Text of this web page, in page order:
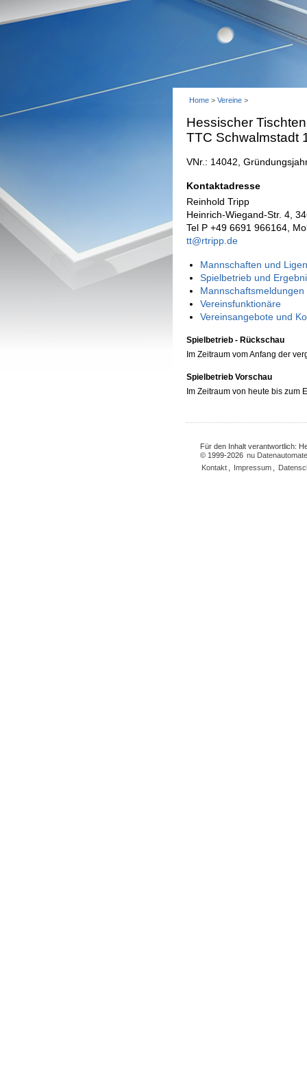
Home > Vereine >
Hessischer
TTC Schwalmstadt
VNr.: 14042,
Kontaktadresse
Reinhold Tripp
Heinrich-Wiegand-Str. 4,
Tel P +49 6691 966164,
tt@rtripp.de
Mannschaften und
Spielbetrieb und
Vereinsfunktionäre
Vereinsangebote und
Spielbetrieb - Rückschau
Im Zeitraum vom Anfang der
Spielbetrieb Vorschau
Im Zeitraum von heute bis zum
Für den Inhalt verantwortlich:
© 1999-2026 nu
Kontakt
Impressum